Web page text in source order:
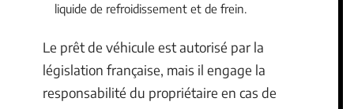
liquide de refroidissement et de frein.
Le prêt de véhicule est autorisé par la
législation française, mais il engage la
responsabilité du propriétaire en cas de